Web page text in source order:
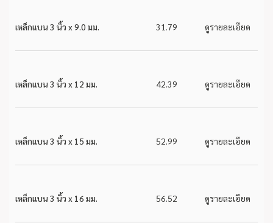
เหล็กแบน 3 นิ้ว x 9.0 มม. 31.79 ดูรายละเอียด
เหล็กแบน 3 นิ้ว x 12 มม. 42.39 ดูรายละเอียด
เหล็กแบน 3 นิ้ว x 15 มม. 52.99 ดูรายละเอียด
เหล็กแบน 3 นิ้ว x 16 มม. 56.52 ดูรายละเอียด